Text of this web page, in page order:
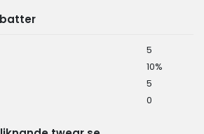
5
10%
5
0